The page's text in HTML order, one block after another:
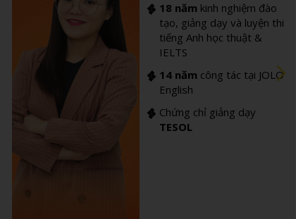
18 năm kinh nghiệm đào
tạo, giảng dạy và luyện thi
tiếng Anh học thuật &
IELTS
14 năm công tác tại JOLO
English
Chứng chỉ giảng dạy
TESOL